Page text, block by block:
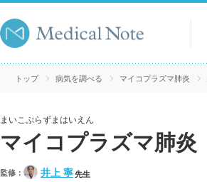
トップ 病気を調べる マイコプラズマ肺炎
まいこぷらずまはいえん
マイコプラズマ肺炎
監修： 井上 寧先生